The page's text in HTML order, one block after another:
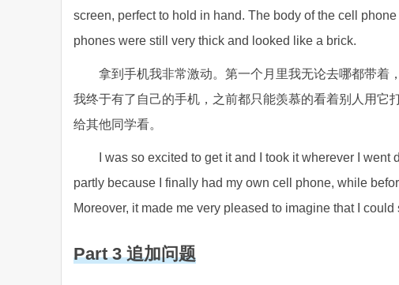
screen, perfect to hold in hand. The body of the cell
phones were still very thick and looked like a brick.
拿到手机我非常激动。第一个月里我无论去哪都带着
我终于有了自己的手机，之前都只能羡慕的看着别人用它
给其他同学看。
I was so excited to get it and I took it wherever I
partly because I finally had my own cell phone, while
Moreover, it made me very pleased to imagine that I
Part 3 追加问题